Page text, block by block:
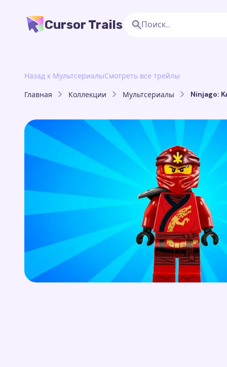
Cursor Trails
Назад к МультсериалыСмотреть все трейлы
Главная Коллекции Мультсериалы Ninjago: